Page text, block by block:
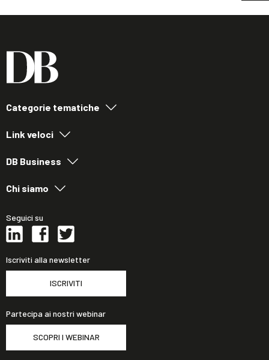
Categorie tematiche
Link veloci
DB Business
Chi siamo
Seguici su
Iscriviti alla newsletter
ISCRIVITI
Partecipa ai nostri webinar
SCOPRI I WEBINAR